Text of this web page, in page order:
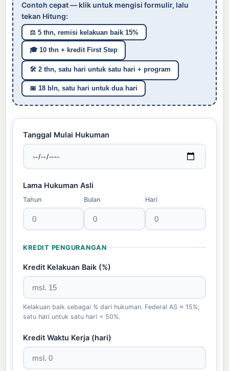
Contoh cepat — klik untuk mengisi formulir, lalu
tekan Hitung:
⚖️ 5 thn, remisi kelakuan baik 15%
🎓 10 thn + kredit First Step
🛠️ 2 thn, satu hari untuk satu hari + program
📅 18 bln, satu hari untuk dua hari
Tanggal Mulai Hukuman
Lama Hukuman Asli
Tahun Bulan Hari
KREDIT PENGURANGAN
Kredit Kelakuan Baik (%)
Kelakuan baik sebagai % dari hukuman. Federal AS ≈ 15%;
satu hari untuk satu hari = 50%.
Kredit Waktu Kerja (hari)